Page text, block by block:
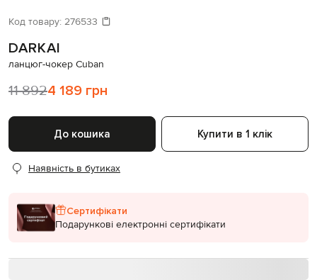
Код товару: 276533
DARKAI
ланцюг-чокер Cuban
11 8924 189 грн
До кошика Купити в 1 клік
Наявність в бутиках
Сертифікати
Подарункові електронні сертифікати